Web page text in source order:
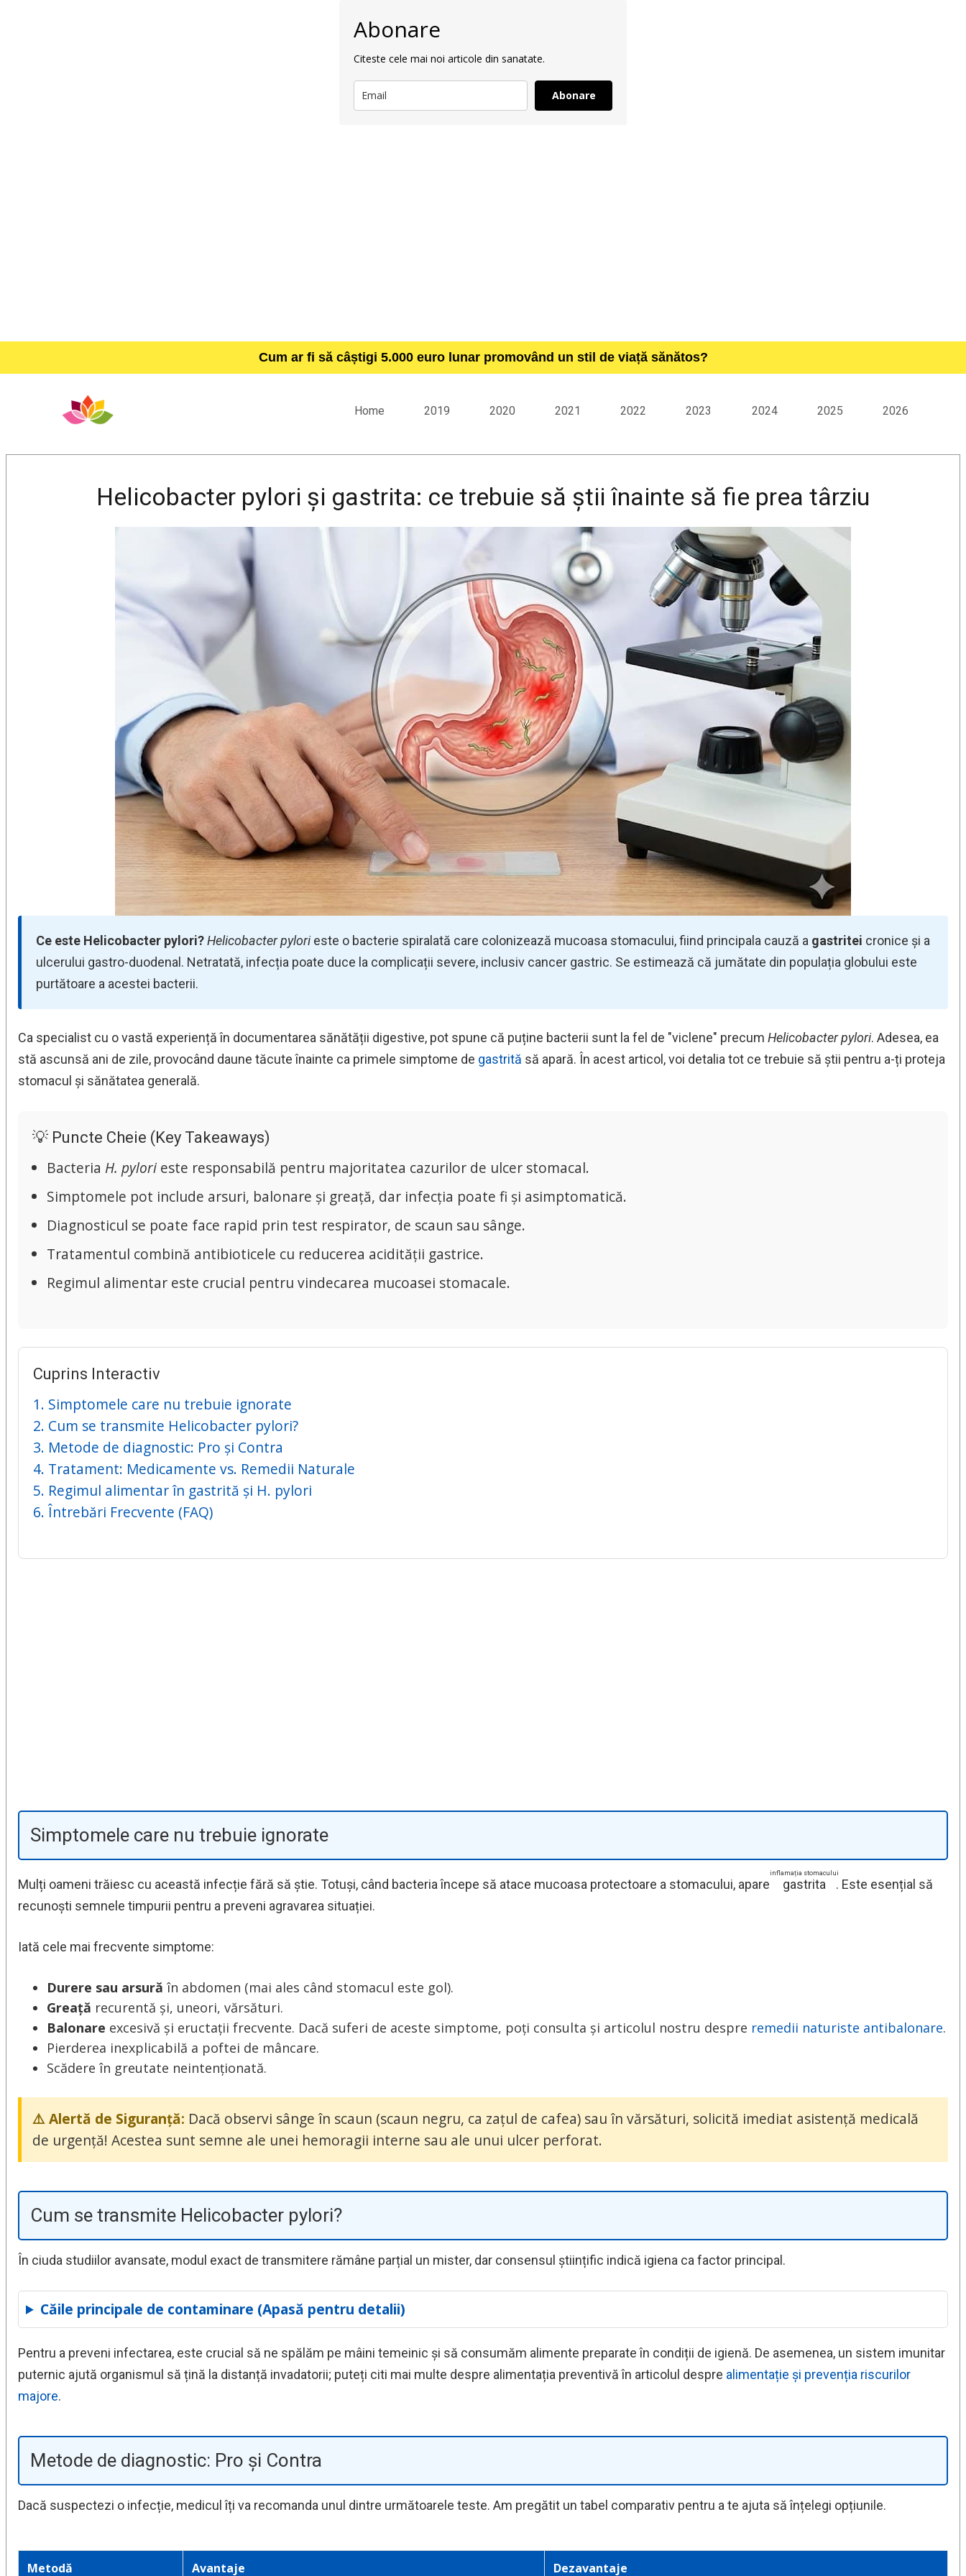
Abonare
Citeste cele mai noi articole din sanatate.
Abonare
Cum ar fi să câștigi 5.000 euro lunar promovând un stil de viață sănătos?
Home 2019 2020 2021 2022 2023 2024 2025 2026
Helicobacter pylori și gastrita: ce trebuie să știi înainte să fie prea târziu
Ce este Helicobacter pylori?Helicobacter pylorieste o bacterie spiralată care colonizează mucoasa stomacului, fiind principala cauză a gastritei cronice și a
ulcerului gastro-duodenal. Netratată, infecția poate duce la complicații severe, inclusiv cancer gastric. Se estimează că jumătate din populația globului este
purtătoare a acestei bacterii.
Ca specialist cu o vastă experiență în documentarea sănătății digestive, pot spune că puține bacterii sunt la fel de "viclene" precum Helicobacter pylori. Adesea, ea
stă ascunsă ani de zile, provocând daune tăcute înainte ca primele simptome de gastrită să apară. În acest articol, voi detalia tot ce trebuie să știi pentru a-ți proteja
stomacul și sănătatea generală.
💡 Puncte Cheie (Key Takeaways)
Bacteria H. pylori este responsabilă pentru majoritatea cazurilor de ulcer stomacal.
Simptomele pot include arsuri, balonare și greață, dar infecția poate fi și asimptomatică.
Diagnosticul se poate face rapid prin test respirator, de scaun sau sânge.
Tratamentul combină antibioticele cu reducerea acidității gastrice.
Regimul alimentar este crucial pentru vindecarea mucoasei stomacale.
Cuprins Interactiv
1. Simptomele care nu trebuie ignorate
2. Cum se transmite Helicobacter pylori?
3. Metode de diagnostic: Pro și Contra
4. Tratament: Medicamente vs. Remedii Naturale
5. Regimul alimentar în gastrită și H. pylori
6. Întrebări Frecvente (FAQ)
Simptomele care nu trebuie ignorate
Mulți oameni trăiesc cu această infecție fără să știe. Totuși, când bacteria începe să atace mucoasa protectoare a stomacului, apare gastrita
inflamația stomacului
. Este esențial să
recunoști semnele timpurii pentru a preveni agravarea situației.
Iată cele mai frecvente simptome:
Durere sau arsură în abdomen (mai ales când stomacul este gol).
Greață recurentă și, uneori, vărsături.
Balonare excesivă și eructații frecvente. Dacă suferi de aceste simptome, poți consulta și articolul nostru despre remedii naturiste antibalonare.
Pierderea inexplicabilă a poftei de mâncare.
Scădere în greutate neintenționată.
⚠️ Alertă de Siguranță: Dacă observi sânge în scaun (scaun negru, ca zațul de cafea) sau în vărsături, solicită imediat asistență medicală
de urgență! Acestea sunt semne ale unei hemoragii interne sau ale unui ulcer perforat.
Cum se transmite Helicobacter pylori?
În ciuda studiilor avansate, modul exact de transmitere rămâne parțial un mister, dar consensul științific indică igiena ca factor principal.
Căile principale de contaminare (Apasă pentru detalii)
Pentru a preveni infectarea, este crucial să ne spălăm pe mâini temeinic și să consumăm alimente preparate în condiții de igienă. De asemenea, un sistem imunitar
puternic ajută organismul să țină la distanță invadatorii; puteți citi mai multe despre alimentația preventivă în articolul despre alimentație și prevenția riscurilor
majore.
Metode de diagnostic: Pro și Contra
Dacă suspectezi o infecție, medicul îți va recomanda unul dintre următoarele teste. Am pregătit un tabel comparativ pentru a te ajuta să înțelegi opțiunile.
Metodă Avantaje Dezavantaje